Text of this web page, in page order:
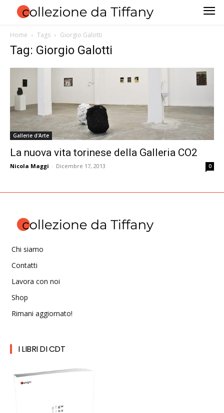
Home Tags Giorgio Galotti
Tag: Giorgio Galotti
Gallerie d'Arte
La nuova vita torinese della Galleria CO2
Nicola Maggi - Dicembre 17, 2013 0
Chi siamo
Contatti
Lavora con noi
Shop
Rimani aggiornato!
I LIBRI DI CDT